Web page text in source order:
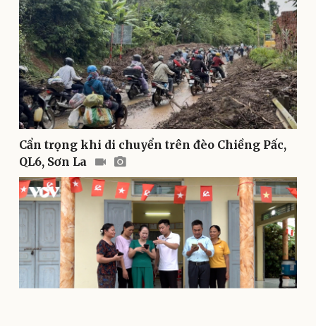
eSports
Hậu trường
Doanh nghiệp
Thông tin doanh nghiệp
Doanh nghiệp 24h
Doanh nhân
Vì cộng đồng
Công nghệ
Sành điệu
Tin Công nghệ
Trải nghiệm
Chuyển đổi số
Cẩn trọng khi di chuyển trên đèo Chiềng Pấc,
QL6, Sơn La